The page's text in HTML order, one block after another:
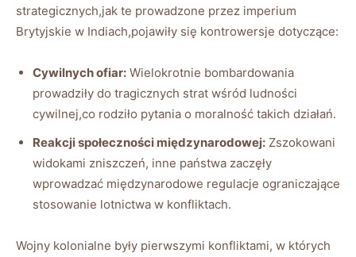
strategicznych,jak te prowadzone przez imperium
Brytyjskie w Indiach,pojawiły się kontrowersje dotyczące:
Cywilnych ofiar: Wielokrotnie bombardowania
prowadziły do tragicznych strat wśród ludności
cywilnej,co rodziło pytania o moralność takich działań.
Reakcji społeczności międzynarodowej: Zszokowani
widokami zniszczeń, inne państwa zaczęły
wprowadzać międzynarodowe regulacje ograniczające
stosowanie lotnictwa w konfliktach.
Wojny kolonialne były pierwszymi konfliktami, w których